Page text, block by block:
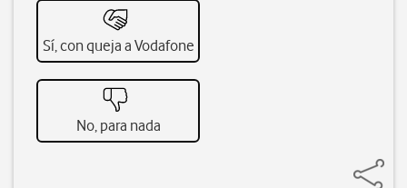
Sí, con queja a Vodafone
No, para nada